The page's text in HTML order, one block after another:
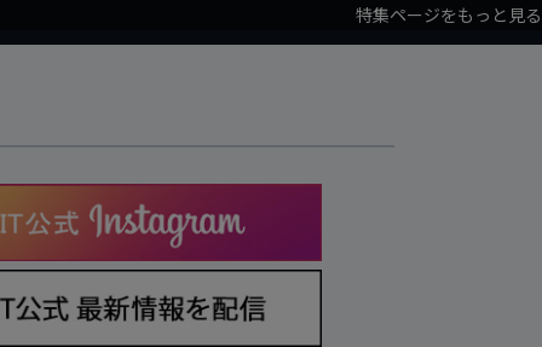
特集ページをもっと見る